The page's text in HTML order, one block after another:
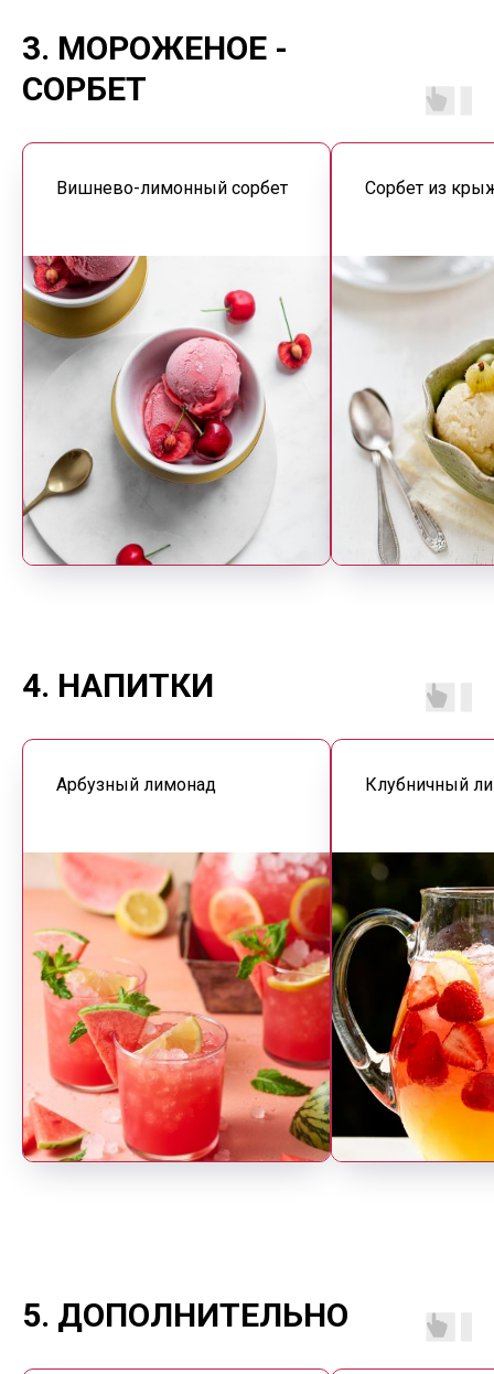
3. МОРОЖЕНОЕ -
СОРБЕТ
Вишнево-лимонный сорбет Сорбет из
4. НАПИТКИ
Арбузный лимонад Клубничный
5. ДОПОЛНИТЕЛЬНО